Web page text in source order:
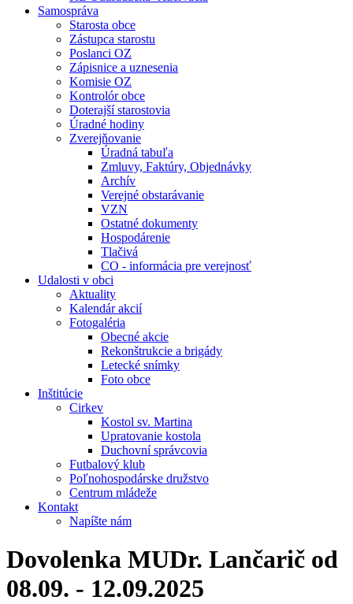
Samospráva
Starosta obce
Zástupca starostu
Poslanci OZ
Zápisnice a uznesenia
Komisie OZ
Kontrolór obce
Doterajší starostovia
Úradné hodiny
Zverejňovanie
Úradná tabuľa
Zmluvy, Faktúry, Objednávky
Archív
Verejné obstarávanie
VZN
Ostatné dokumenty
Hospodárenie
Tlačivá
CO - informácia pre verejnosť
Udalosti v obci
Aktuality
Kalendár akcií
Fotogaléria
Obecné akcie
Rekonštrukcie a brigády
Letecké snímky
Foto obce
Inštitúcie
Cirkev
Kostol sv. Martina
Upratovanie kostola
Duchovní správcovia
Futbalový klub
Poľnohospodárske družstvo
Centrum mládeže
Kontakt
Napíšte nám
Dovolenka MUDr. Lančarič od
08.09. - 12.09.2025